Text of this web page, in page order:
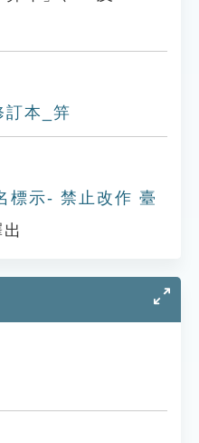
訂本_笄
標示- 禁止改作 臺